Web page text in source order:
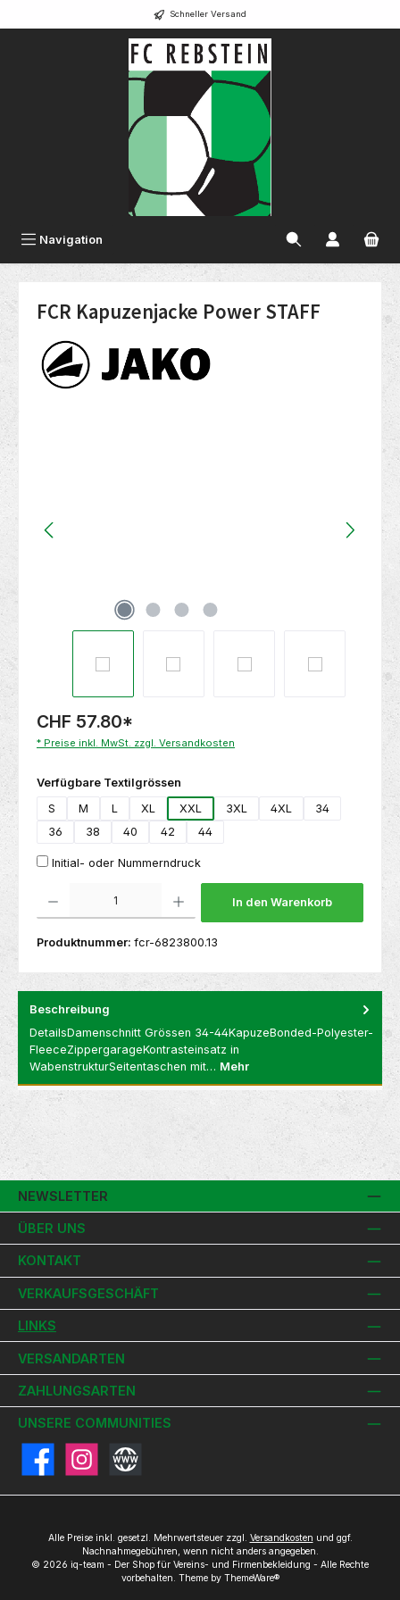
Schneller Versand
Navigation
FCR Kapuzenjacke Power STAFF
CHF 57.80*
* Preise inkl. MwSt. zzgl. Versandkosten
Verfügbare Textilgrössen
S
M L XL XXL 3XL 4XL
34
36
38 40 42 44
Initial- oder Nummerndruck
Produkt Anzahl: Gib den gewünschten Wert ein oder benutze die Schaltflächen um
In den Warenkorb
Produktnummer: fcr-6823800.13
Beschreibung
DetailsDamenschnitt Grössen 34-44KapuzeBonded-Polyester-
FleeceZippergarageKontrasteinsatz in
WabenstrukturSeitentaschen mit… Mehr
NEWSLETTER
ÜBER UNS
KONTAKT
VERKAUFSGESCHÄFT
LINKS
VERSANDARTEN
ZAHLUNGSARTEN
UNSERE COMMUNITIES
FacebookInstagramWebsite
Alle Preise inkl. gesetzl. Mehrwertsteuer zzgl. Versandkosten und ggf.
Nachnahmegebühren, wenn nicht anders angegeben.
© 2026 iq-team - Der Shop für Vereins- und Firmenbekleidung - Alle Rechte
vorbehalten. Theme by ThemeWare®